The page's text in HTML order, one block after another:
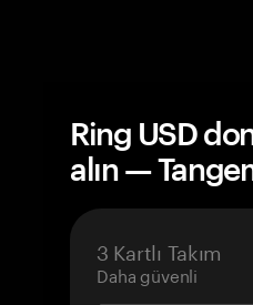
Ring USD
alın —
3 Kartlı Takım
Daha güvenli